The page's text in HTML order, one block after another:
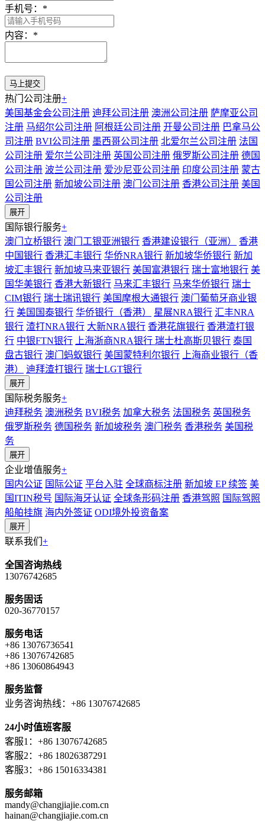
手机号： *
内容： *
热门公司注册+
美国基金会公司注册 迪拜公司注册 澳洲公司注册 萨摩亚公司
注册 马绍尔公司注册 阿根廷公司注册 开曼公司注册 巴拿马公
司注册 BVI公司注册 墨西哥公司注册 北爱尔兰公司注册 法国
公司注册 爱尔兰公司注册 英国公司注册 俄罗斯公司注册 德国
公司注册 波兰公司注册 爱沙尼亚公司注册 印度公司注册 蒙古
国公司注册 新加坡公司注册 澳门公司注册 香港公司注册 美国
公司注册
展开
国际银行服务+
澳门立桥银行 澳门工银亚洲银行 香港建设银行（亚洲）
香港
中国银行 香港汇丰银行 华侨NRA银行 新加坡华侨银行 新加
坡汇丰银行 新加坡马来亚银行 美国富港银行 瑞士富地银行 美
国华美银行 香港大新银行 马来汇丰银行 马来华侨银行 瑞士
CIM银行 瑞士瑞讯银行 美国摩根大通银行 澳门葡萄牙商业银
行 美国国泰银行 华侨银行（香港） 星展NRA银行 汇丰NRA
银行 渣打NRA银行 大新NRA银行 香港花旗银行 香港渣打银
行 中银FTN银行 上海浙商NRA银行 瑞士杜高斯贝银行 泰国
盘古银行 澳门蚂蚁银行 美国蒙特利尔银行
上海商业银行（香
港）
迪拜渣打银行 瑞士LGT银行
展开
国际税务服务+
迪拜税务 澳洲税务 BVI税务 加拿大税务 法国税务 英国税务
俄罗斯税务 德国税务 新加坡税务 澳门税务 香港税务 美国税
务
展开
企业增值服务+
国内公证 国际公证 平台入驻 全球商标注册 新加坡 EP 续签 美
国ITIN税号 国际海牙认证 全球条形码注册 香港驾照 国际驾照
船舶挂旗 海内外签证 ODI境外投资备案
展开
联系我们 +
全国咨询热线
13076742685
服务固话
020-36770157
服务电话
+86 13076736541
+86 13076742685
+86 13060864943
服务监督
业务咨询热线：+86 13076742685
24小时值班客服
客服1：+86 13076742685
客服2：+86 18026387291
客服3：+86 15016334381
服务邮箱
mandy@changjiajie.com.cn
hainan@changjiajie.com.cn